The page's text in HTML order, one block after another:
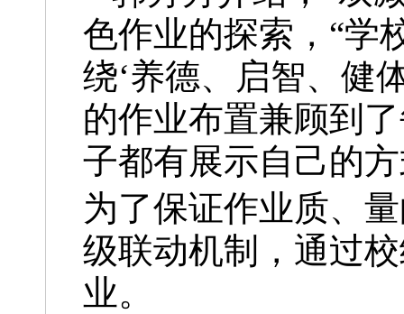
色作业的探索，“学
绕‘养德、启智、健
的作业布置兼顾到
子都有展示自己的
为了保证作业质、
级联动机制，通过
业。